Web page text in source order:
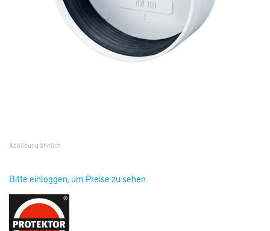
Abbildung ähnlich
Bitte einloggen, um Preise zu sehen